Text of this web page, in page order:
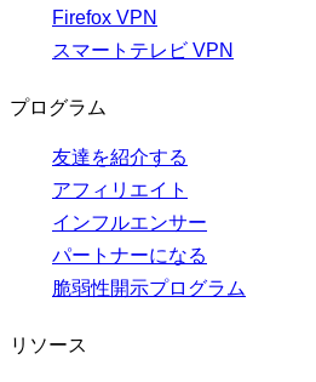
Firefox VPN
スマートテレビ VPN
プログラム
友達を紹介する
アフィリエイト
インフルエンサー
パートナーになる
脆弱性開示プログラム
リソース